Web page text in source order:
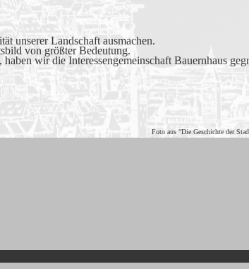
unserer Landschaft ausmachen.
von größter Bedeutung.
wir die Interessengemeinschaft Bauernhaus
aus "Die Geschichte der Stadt" von